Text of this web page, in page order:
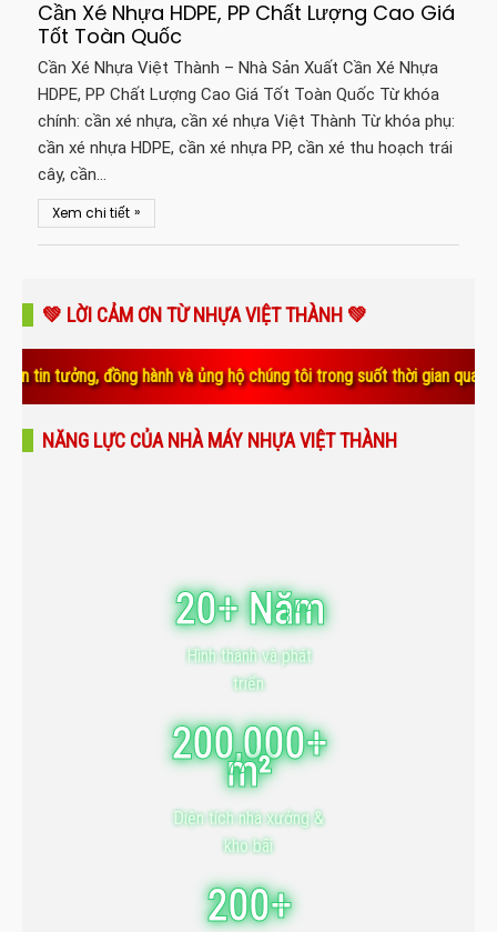
Cần Xé Nhựa HDPE, PP Chất Lượng Cao Giá
Tốt Toàn Quốc
Cần Xé Nhựa Việt Thành – Nhà Sản Xuất Cần Xé Nhựa
HDPE, PP Chất Lượng Cao Giá Tốt Toàn Quốc Từ khóa
chính: cần xé nhựa, cần xé nhựa Việt Thành Từ khóa phụ:
cần xé nhựa HDPE, cần xé nhựa PP, cần xé thu hoạch trái
cây, cần…
Xem chi tiết »
💚 LỜI CẢM ƠN TỪ NHỰA VIỆT THÀNH 💚
và ủng hộ chúng tôi trong suốt thời gian qua. Sự tin yêu và
NĂNG LỰC CỦA NHÀ MÁY NHỰA VIỆT THÀNH
20+ Năm
Hình thành và phát
triển
200,000+
m²
Diện tích nhà xưởng &
kho bãi
200+